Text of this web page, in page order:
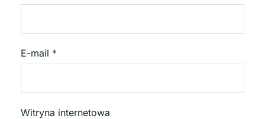
E-mail *
Witryna internetowa